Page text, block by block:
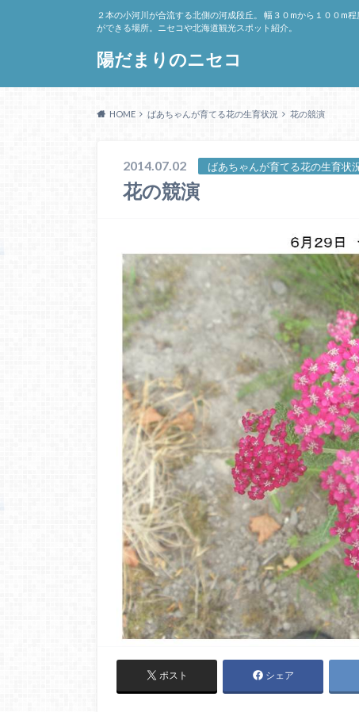
陽だまりのニセコ
２本の小河川が合流する北側の河成段丘。 幅３０mから１００m
ができる場所。ニセコや北海道観光スポット紹介。
HOME ばあちゃんが育てる花の生育状況 花の競演
2014.07.02 ばあちゃんが育てる花の生育状
花の競演
ポスト シェア